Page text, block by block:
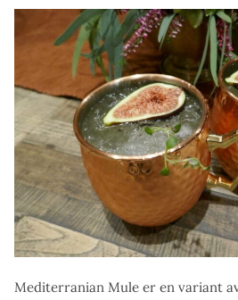
Mediterranian Mule er en variant